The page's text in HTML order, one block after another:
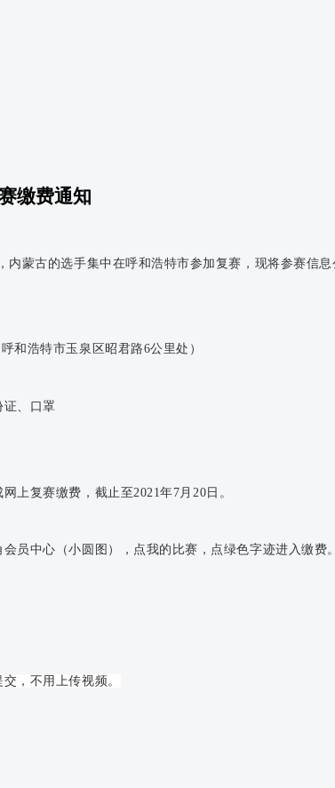
缴费通知
内蒙古的选手集中在呼和浩特市参加复赛，现将参赛信息
和浩特市玉泉区昭君路6公里处）
证、口罩
上复赛缴费，截止至2021年7月20日。
员中心（小圆图），点我的比赛，点绿色字迹进入缴费。
，不用上传视频。